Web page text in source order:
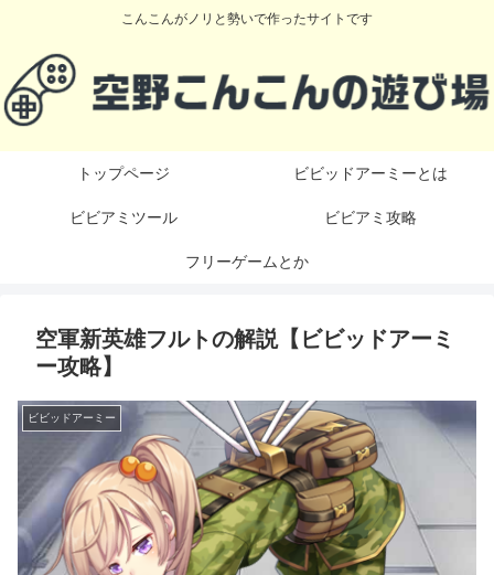
こんこんがノリと勢いで作ったサイトです
トップページ ビビッドアーミーとは
ビビアミツール ビビアミ攻略
フリーゲームとか
空軍新英雄フルトの解説【ビビッドアーミ
ー攻略】
ビビッドアーミー